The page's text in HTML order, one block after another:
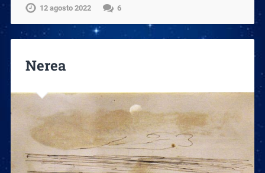
12 agosto 2022 6
Nerea